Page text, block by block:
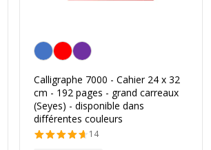
Personnalisation de la couleur
Calligraphe 7000 - Cahier 24 x 32
cm - 192 pages - grand carreaux
(Seyes) - disponible dans
différentes couleurs
14